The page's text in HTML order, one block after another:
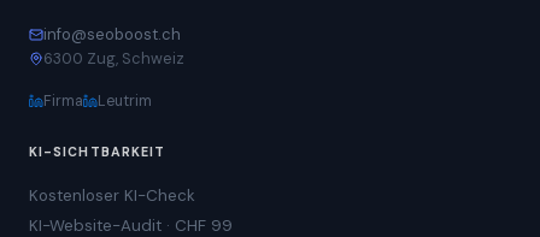
info@seoboost.ch
6300 Zug, Schweiz
Firma Leutrim
KI-SICHTBARKEIT
Kostenloser KI-Check
KI-Website-Audit · CHF 99